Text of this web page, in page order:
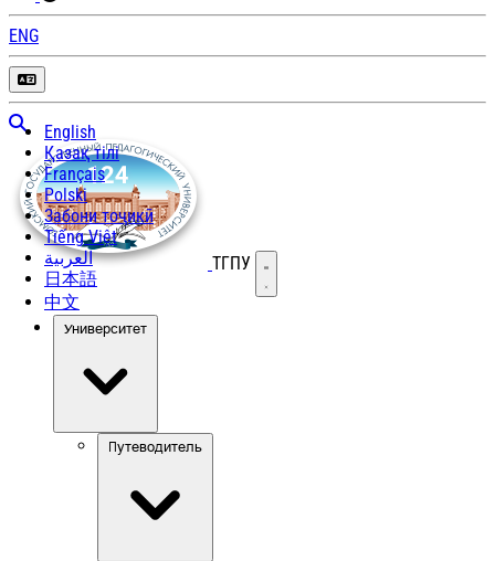
ENG
English
Қазақ тілі
Français
Polski
Забони тоҷикӣ
Tiếng Việt
العربية
日本語
中文
ТГПУ Открыть меню
Университет
Путеводитель